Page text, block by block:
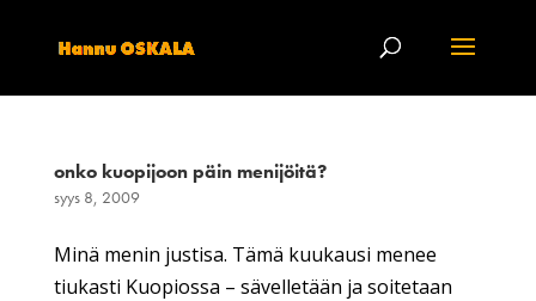
onko kuopijoon päin menijöitä?
syys 8, 2009
Minä menin justisa. Tämä kuukausi menee
tiukasti Kuopiossa – sävelletään ja soitetaan